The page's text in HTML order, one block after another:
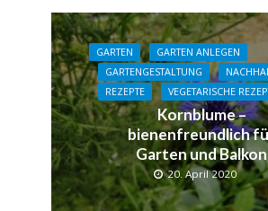
GARTEN
GARTEN ANLEGEN
GARTENGESTALTUNG
REZEPTE
VEGETARISCHE
Kornblume –
bienenfreundlich
Garten und Balkon
20. April 2020